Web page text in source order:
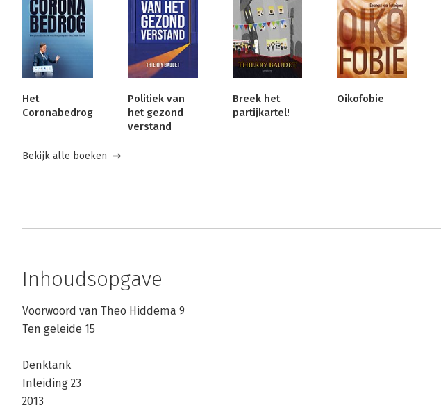
Het
Coronabedrog
Politiek van
het gezond
verstand
Breek het
partijkartel!
Oikofobie
Bekijk alle boeken
Inhoudsopgave
Voorwoord van Theo Hiddema 9
Ten geleide 15
Denktank
Inleiding 23
2013